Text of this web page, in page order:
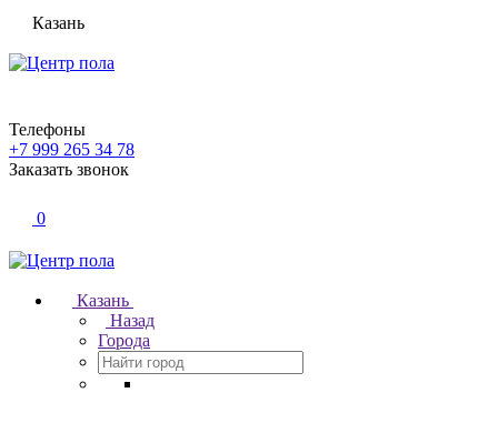
Казань
Телефоны
+7 999 265 34 78
Заказать звонок
0
Казань
Назад
Города